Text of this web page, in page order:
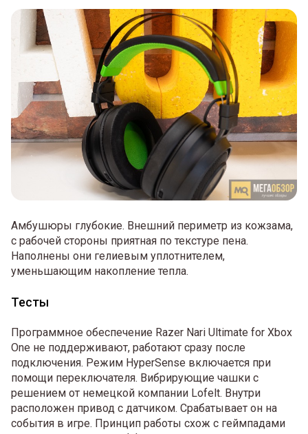
Амбушюры глубокие. Внешний периметр из кожзама,
с рабочей стороны приятная по текстуре пена.
Наполнены они гелиевым уплотнителем,
уменьшающим накопление тепла.
Тесты
Программное обеспечение Razer Nari Ultimate for Xbox
One не поддерживают, работают сразу после
подключения. Режим HyperSense включается при
помощи переключателя. Вибрирующие чашки с
решением от немецкой компании Lofelt. Внутри
расположен привод с датчиком. Срабатывает он на
события в игре. Принцип работы схож с геймпадами